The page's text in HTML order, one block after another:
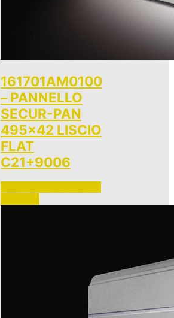
161701AM0100
– PANNELLO
SECUR-PAN
495×42 LISCIO
FLAT
C21+9006